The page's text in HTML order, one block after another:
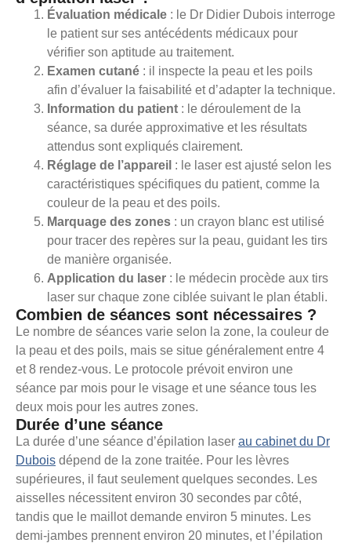
Évaluation médicale : le Dr Didier Dubois interroge
le patient sur ses antécédents médicaux pour
vérifier son aptitude au traitement.
Examen cutané : il inspecte la peau et les poils
afin d’évaluer la faisabilité et d’adapter la technique.
Information du patient : le déroulement de la
séance, sa durée approximative et les résultats
attendus sont expliqués clairement.
Réglage de l’appareil : le laser est ajusté selon les
caractéristiques spécifiques du patient, comme la
couleur de la peau et des poils.
Marquage des zones : un crayon blanc est utilisé
pour tracer des repères sur la peau, guidant les tirs
de manière organisée.
Application du laser : le médecin procède aux tirs
laser sur chaque zone ciblée suivant le plan établi.
Combien de séances sont nécessaires ?
Le nombre de séances varie selon la zone, la couleur de
la peau et des poils, mais se situe généralement entre 4
et 8 rendez-vous. Le protocole prévoit environ une
séance par mois pour le visage et une séance tous les
deux mois pour les autres zones.
Durée d’une séance
La durée d’une séance d’épilation laser au cabinet du Dr
Dubois dépend de la zone traitée. Pour les lèvres
supérieures, il faut seulement quelques secondes. Les
aisselles nécessitent environ 30 secondes par côté,
tandis que le maillot demande environ 5 minutes. Les
demi-jambes prennent environ 20 minutes, et l’épilation